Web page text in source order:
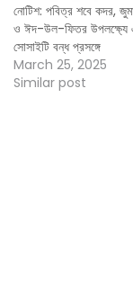
নোটিশ: পবিত্র শবে কদর,
ও ঈদ-উল-ফিতর উপলক্ষ্যে
সোসাইটি বন্ধ প্রসঙ্গে
March 25, 2025
Similar post